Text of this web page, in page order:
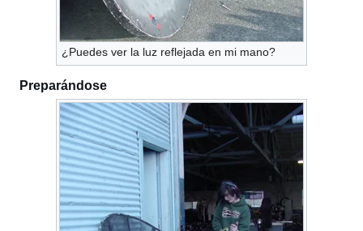
¿Puedes ver la luz reflejada en mi mano?
Preparándose